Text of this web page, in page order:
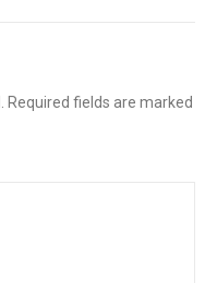
Required fields are marked